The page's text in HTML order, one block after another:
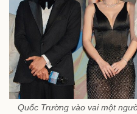
Quốc Trường vào vai một